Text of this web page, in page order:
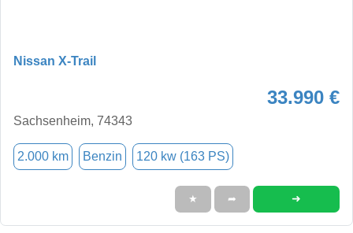
Nissan X-Trail
33.990 €
Sachsenheim, 74343
2.000 km Benzin 120 kw (163 PS)
★ ➦ ➜